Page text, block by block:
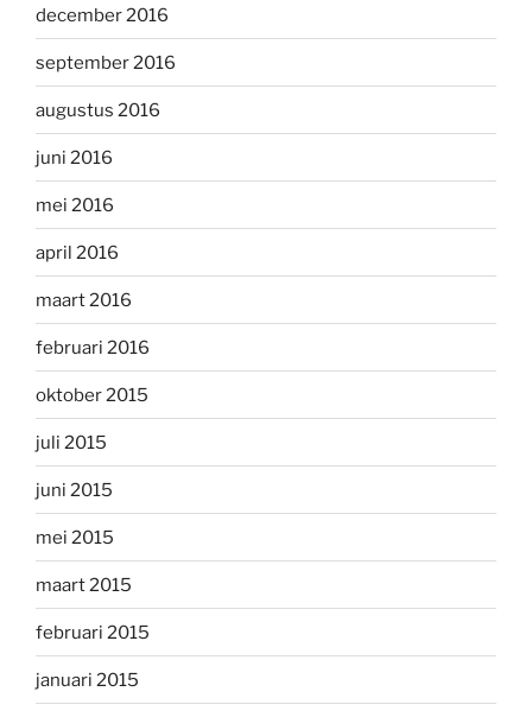
december 2016
september 2016
augustus 2016
juni 2016
mei 2016
april 2016
maart 2016
februari 2016
oktober 2015
juli 2015
juni 2015
mei 2015
maart 2015
februari 2015
januari 2015